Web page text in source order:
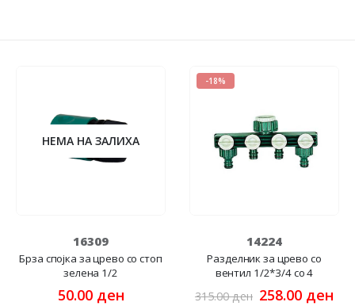
НЕМА НА ЗАЛИХА
16309
Брза спојка за црево со стоп
зелена 1/2
50.00 ден
-18%
14224
Разделник за црево со
вентил 1/2*3/4 со 4
315.00ден Original
258.00 ден